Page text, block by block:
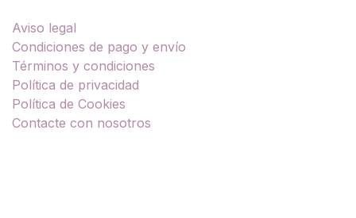
Aviso legal
Condiciones de pago y envío
Términos y condiciones
Política de privacidad
Política de Cookies
Contacte con nosotros